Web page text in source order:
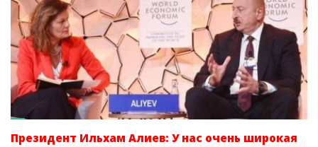
Президент Ильхам Алиев: У нас очень широкая